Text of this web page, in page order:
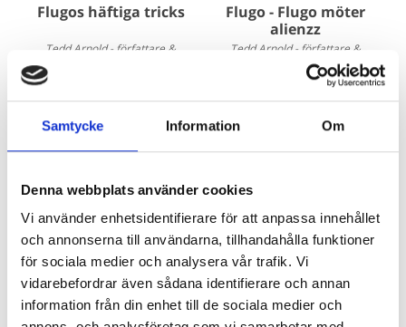
Samtycke Information Om
Denna webbplats använder cookies
Vi använder enhetsidentifierare för att anpassa innehållet
och annonserna till användarna, tillhandahålla funktioner
för sociala medier och analysera vår trafik. Vi
vidarebefordrar även sådana identifierare och annan
information från din enhet till de sociala medier och
Flugos häftiga tricks
Tedd Arnold - författare &
156 kr
Flugo - Flugo möter
alienzz
Tedd Arnold - författare &
illustration
156 kr
Böcker inom samma kategori